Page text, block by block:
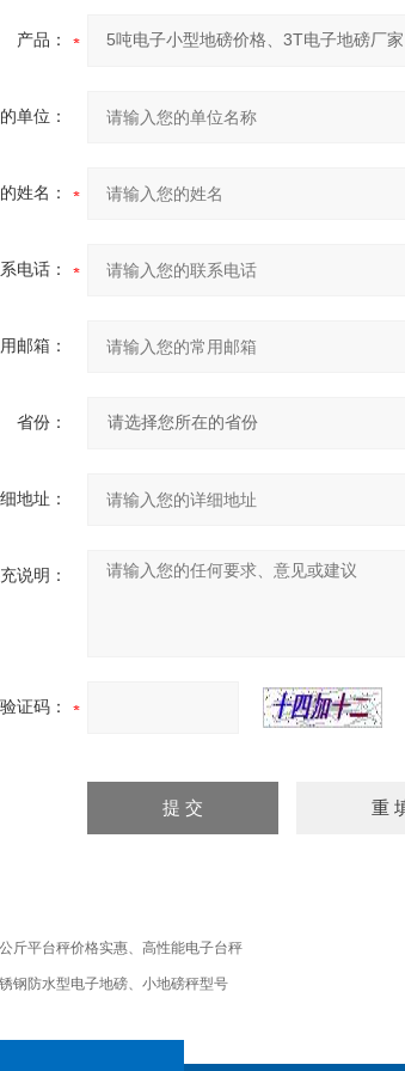
产品：
单位：
姓名：
电话：
邮箱：
省份：
地址：
说明：
验证码：
斤平台秤价格实惠、高性能电子台秤
钢防水型电子地磅、小地磅秤型号